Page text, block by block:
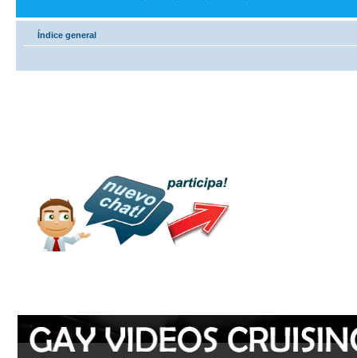
Índice general